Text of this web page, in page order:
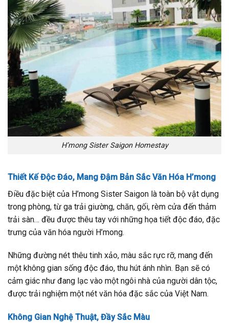
H’mong Sister Saigon Homestay
Thiết Kế Độc Đáo, Mang Đậm Bản Sắc Văn Hóa H’mong
Điều đặc biệt của H’mong Sister Saigon là toàn bộ vật dụng
trong phòng, từ ga trải giường, chăn, gối, rèm cửa đến thảm
trải sàn… đều được thêu tay với những họa tiết độc đáo, đặc
trưng của văn hóa người H’mong.
Những đường nét thêu tinh xảo, màu sắc rực rỡ, mang đến
một không gian sống độc đáo, thu hút ánh nhìn. Bạn sẽ có
cảm giác như đang lạc vào một ngôi nhà của người dân tộc,
được trải nghiệm một nét văn hóa đặc sắc của Việt Nam.
Không Gian Nghệ Thuật, Đầy Sắc Màu